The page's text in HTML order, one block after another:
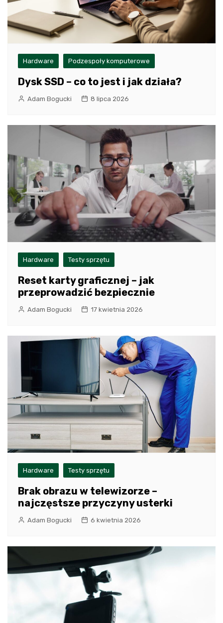
Hardware Podzespoły komputerowe
Dysk SSD – co to jest i jak działa?
Adam Bogucki 8 lipca 2026
Hardware Testy sprzętu
Reset karty graficznej – jak
przeprowadzić bezpiecznie
Adam Bogucki 17 kwietnia 2026
Hardware Testy sprzętu
Brak obrazu w telewizorze –
najczęstsze przyczyny usterki
Adam Bogucki 6 kwietnia 2026